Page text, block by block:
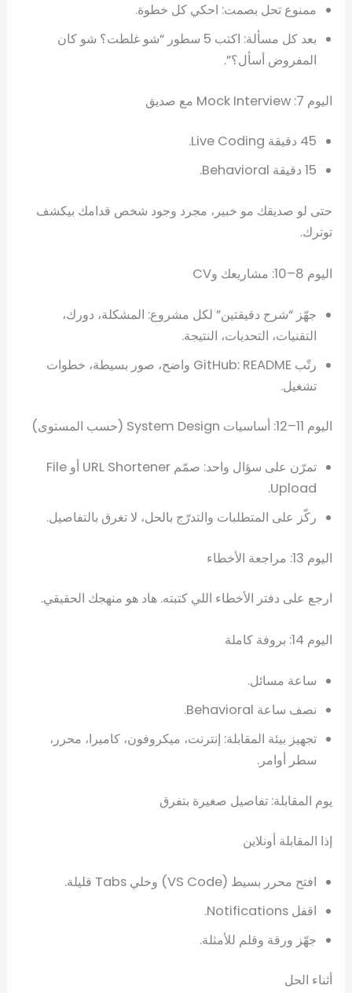
ممنوع تحل بصمت: احكي كل خطوة.
بعد كل مسألة: اكتب 5 سطور “شو غلطت؟ شو كان
المفروض أسأل؟”.
اليوم 7: Mock Interview مع صديق
45 دقيقة Live Coding.
15 دقيقة Behavioral.
حتى لو صديقك مو خبير، مجرد وجود شخص قدامك بيكشف
توترك.
اليوم 8–10: مشاريعك وCV
جهّز “شرح دقيقتين” لكل مشروع: المشكلة، دورك،
التقنيات، التحديات، النتيجة.
رتّب GitHub: README واضح، صور بسيطة، خطوات
تشغيل.
اليوم 11–12: أساسيات System Design (حسب المستوى)
تمرّن على سؤال واحد: صمّم URL Shortener أو File
Upload.
ركّز على المتطلبات والتدرّج بالحل، لا تغرق بالتفاصيل.
اليوم 13: مراجعة الأخطاء
ارجع على دفتر الأخطاء اللي كتبته. هاد هو منهجك الحقيقي.
اليوم 14: بروفة كاملة
ساعة مسائل.
نصف ساعة Behavioral.
تجهيز بيئة المقابلة: إنترنت، ميكروفون، كاميرا، محرر،
سطر أوامر.
يوم المقابلة: تفاصيل صغيرة بتفرق
إذا المقابلة أونلاين
افتح محرر بسيط (VS Code) وخلي Tabs قليلة.
اقفل Notifications.
جهّز ورقة وقلم للأمثلة.
أثناء الحل